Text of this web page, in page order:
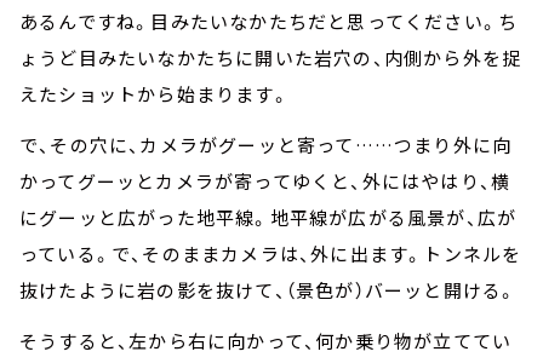
あるんですね。目みたいなかたちだと思ってください。ち
ょうど目みたいなかたちに開いた岩穴の、内側から外を捉
えたショットから始まります。
で、その穴に、カメラがグーッと寄って……つまり外に向
かってグーッとカメラが寄ってゆくと、外にはやはり、横
にグーッと広がった地平線。地平線が広がる風景が、広が
っている。で、そのままカメラは、外に出ます。トンネルを
抜けたように岩の影を抜けて、（景色が）バーッと開ける。
そうすると、左から右に向かって、何か乗り物が立ててい